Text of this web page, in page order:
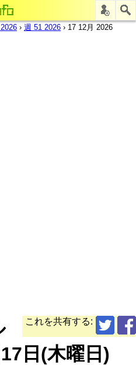
› 週 51 2026 › 17 12月 2026
これを共有する:
日(木曜日)